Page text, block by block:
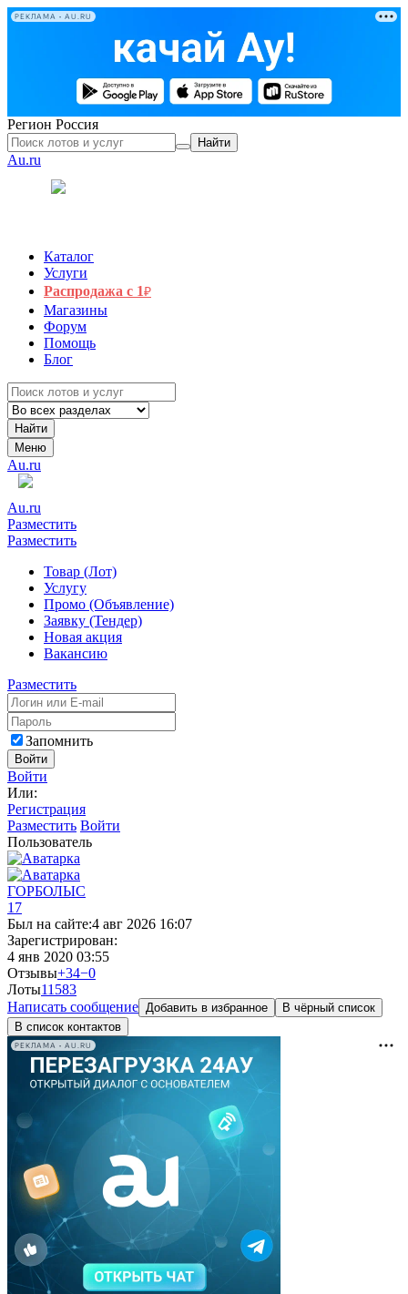
РЕКЛАМА • AU.RU
Регион Россия
Найти
Au.ru
Каталог
Услуги
Распродажа с 1₽
Магазины
Форум
Помощь
Блог
Найти
Меню
Au.ru
Au.ru
Разместить
Разместить
Товар (Лот)
Услугу
Промо (Объявление)
Заявку (Тендер)
Новая акция
Вакансию
Разместить
Запомнить
Войти
Войти
Или:
Регистрация
Разместить Войти
Пользователь
ГОРБОЛЫС
17
Был на сайте:4 авг 2026 16:07
Зарегистрирован:
4 янв 2020 03:55
Отзывы+34−0
Лоты11583
Написать сообщение Добавить в избранное
В чёрный список
В список контактов
РЕКЛАМА • AU.RU